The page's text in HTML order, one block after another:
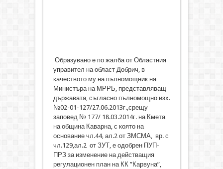
Образувано е по жалба от Областния
управител на област Добрич, в
качеството му на пълномощник на
Министъра на МРРБ, представляващ
държавата, съгласно пълномощно изх.
№02-01-127/27.06.2013г.,срещу
заповед № 177/ 18.03.2014г. на Кмета
на община Каварна, с която на
основание чл.44, ал.2 от ЗМСМА, вр. с
чл.129,ал.2 от ЗУТ, е одобрен ПУП-
ПРЗ за изменение на действащия
регулационен план на КК ”Карвуна”,